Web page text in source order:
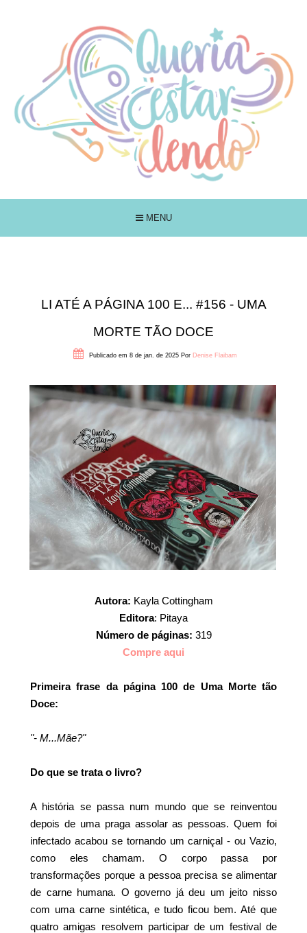
MENU
LI ATÉ A PÁGINA 100 E... #156 - UMA
MORTE TÃO DOCE
Publicado em 8 de jan. de 2025 Por Denise Flaibam
Autora: Kayla Cottingham
Editora: Pitaya
Número de páginas: 319
Compre aqui
Primeira frase da página 100 de Uma Morte tão
Doce:
"- M...Mãe?"
Do que se trata o livro?
A história se passa num mundo que se reinventou
depois de uma praga assolar as pessoas. Quem foi
infectado acabou se tornando um carniçal - ou Vazio,
como eles chamam. O corpo passa por
transformações porque a pessoa precisa se alimentar
de carne humana. O governo já deu um jeito nisso
com uma carne sintética, e tudo ficou bem. Até que
quatro amigas resolvem participar de um festival de